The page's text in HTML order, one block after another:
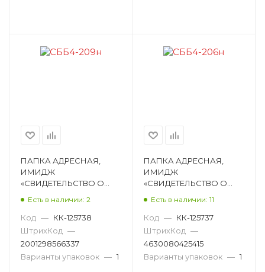
ПАПКА АДРЕСНАЯ,
ИМИДЖ
«СВИДЕТЕЛЬСТВО О
БОРДОВЫЙ, С
ФАЙЛОМ СББ4-209н
Есть в наличии: 2
Код — КК-125738
ШтрихКод —
2001298566337
Варианты упаковок — 1
ПАПКА АДРЕСНАЯ,
ИМИДЖ
«СВИДЕТЕЛЬСТВО О
ЗЕЛЕНЫЙ, С ФАЙЛОМ
СББ4-206н
Есть в наличии: 11
Код — КК-125737
ШтрихКод —
4630080425415
Варианты упаковок — 1